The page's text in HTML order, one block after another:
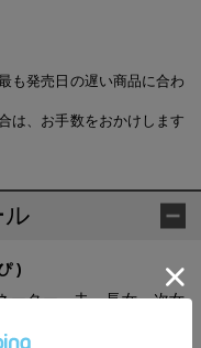
も発売日の遅い商品に合わ
は、お手数をおかけします
ル
)
ーター。夫、長女、次女
から。2人の娘にレシピ